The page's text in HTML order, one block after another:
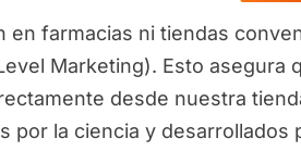
farmacias ni tiendas
Marketing). Esto asegura
desde nuestra
por la ciencia y desarrollados